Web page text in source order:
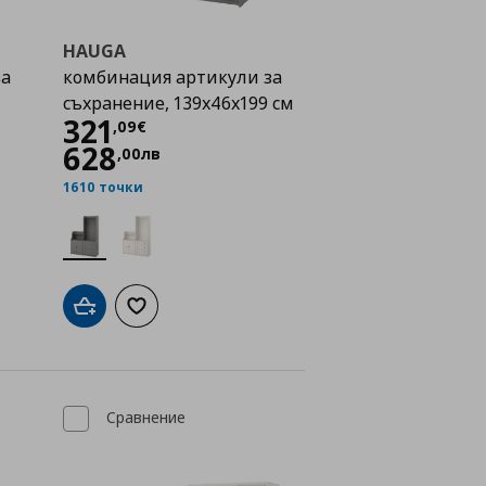
с любими
HAUGA
комбинация артикули за
съхранение, 139x46x199 см
321,09€
Цена
628,00лв
1610 точки
Добави в кошницата
Добави към списъка с любими
Сравнение